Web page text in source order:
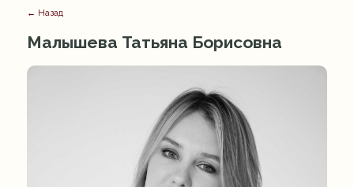
← Назад
Малышева Татьяна Борисовна